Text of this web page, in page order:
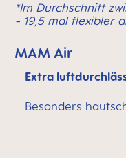
*Im Durchschnitt
- 19,5 mal flexibler
MAM Air
Extra
Besonders